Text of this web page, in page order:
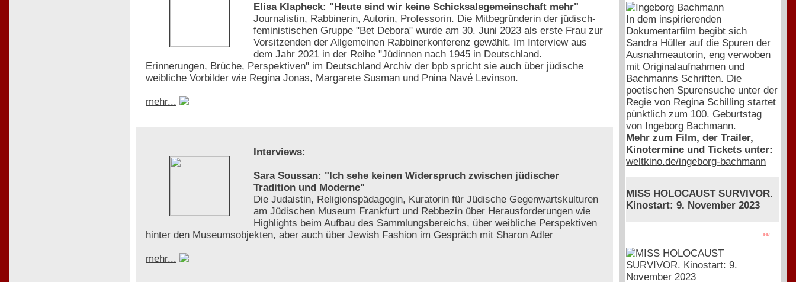
Elisa Klapheck: "Heute sind wir keine Schicksalsgemeinschaft mehr"
Journalistin, Rabbinerin, Autorin, Professorin. Die Mitbegründerin der jüdisch-
feministischen Gruppe "Bet Debora" wurde am 30. Juni 2023 als erste Frau zur
Vorsitzenden der Allgemeinen Rabbinerkonferenz gewählt. Im Interview aus
dem Jahr 2021 in der Reihe "Jüdinnen nach 1945 in Deutschland.
Erinnerungen, Brüche, Perspektiven" im Deutschland Archiv der bpb spricht sie auch über jüdische
weibliche Vorbilder wie Regina Jonas, Margarete Susman und Pnina Navé Levinson.
mehr...
Interviews:
Sara Soussan: "Ich sehe keinen Widerspruch zwischen jüdischer
Tradition und Moderne"
Die Judaistin, Religionspädagogin, Kuratorin für Jüdische Gegenwartskulturen
am Jüdischen Museum Frankfurt und Rebbezin über Herausforderungen wie
Highlights beim Aufbau des Sammlungsbereichs, über weibliche Perspektiven
hinter den Museumsobjekten, aber auch über Jewish Fashion im Gespräch mit Sharon Adler
mehr...
In dem inspirierenden
Dokumentarfilm begibt sich
Sandra Hüller auf die Spuren der
Ausnahmeautorin, eng verwoben
mit Originalaufnahmen und
Bachmanns Schriften. Die
poetischen Spurensuche unter der
Regie von Regina Schilling startet
pünktlich zum 100. Geburtstag
von Ingeborg Bachmann.
Mehr zum Film, der Trailer,
Kinotermine und Tickets unter:
weltkino.de/ingeborg-bachmann
MISS HOLOCAUST SURVIVOR.
Kinostart: 9. November 2023
. . . . PR . . . .